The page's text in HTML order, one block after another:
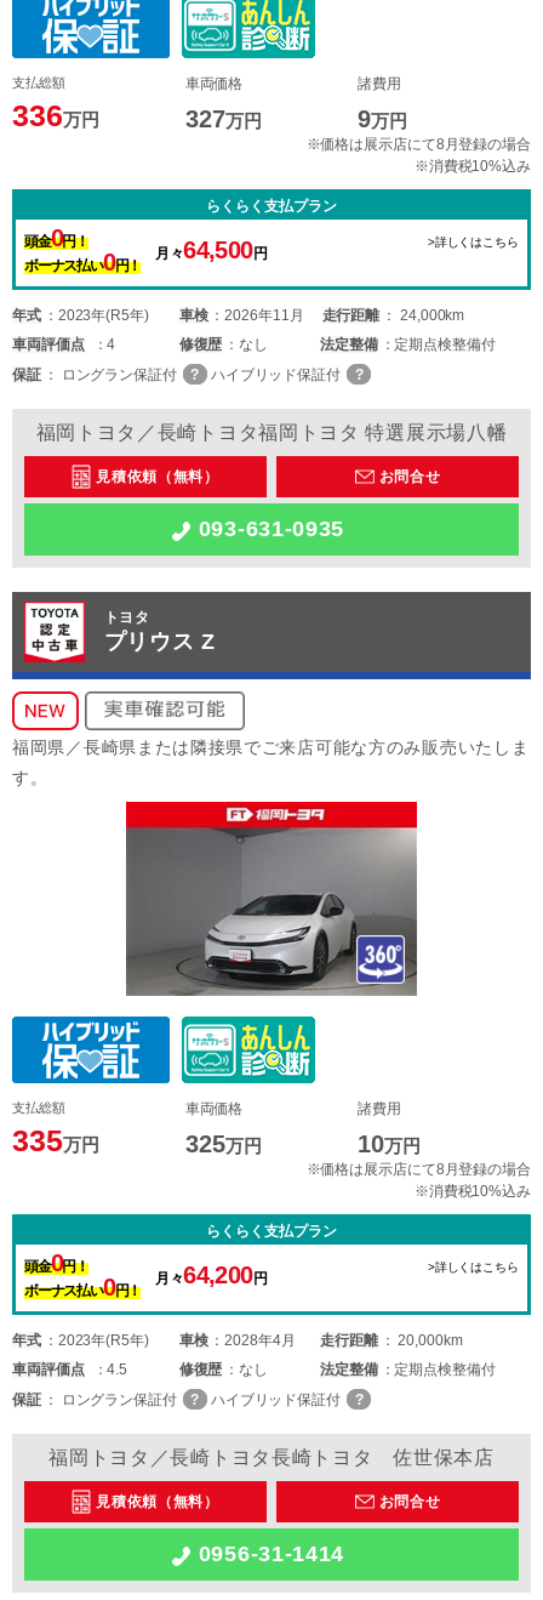
支払総額
336万円
車両価格
327万円
諸費用
9万円
※価格は展示店にて8月登録の場合
※消費税10%込み
らくらく支払プラン
頭金0円！
ボーナス払い0円！
月々64,500円
>詳しくはこちら
年式 2023年(R5年) 車検 2026年11月 走行距離
24,000km
車両評価点 4 修復歴 なし 法定整備
定期点検整備付
保証
ロングラン保証付 ハイブリッド保証付
福岡トヨタ／長崎トヨタ福岡トヨタ 特選展示場八幡
見積依頼（無料） お問合せ
093-631-0935
トヨタ
プリウス Z
福岡県／長崎県または隣接県でご来店可能な方のみ販売いたしま
す。
支払総額
335万円
車両価格
325万円
諸費用
10万円
※価格は展示店にて8月登録の場合
※消費税10%込み
らくらく支払プラン
頭金0円！
ボーナス払い0円！
月々64,200円
>詳しくはこちら
年式 2023年(R5年) 車検 2028年4月 走行距離
20,000km
車両評価点 4.5 修復歴 なし 法定整備
定期点検整備付
保証
ロングラン保証付 ハイブリッド保証付
福岡トヨタ／長崎トヨタ長崎トヨタ 佐世保本店
見積依頼（無料） お問合せ
0956-31-1414